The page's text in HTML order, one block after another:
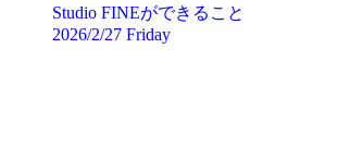
Studio FINEができること
2026/2/27 Friday